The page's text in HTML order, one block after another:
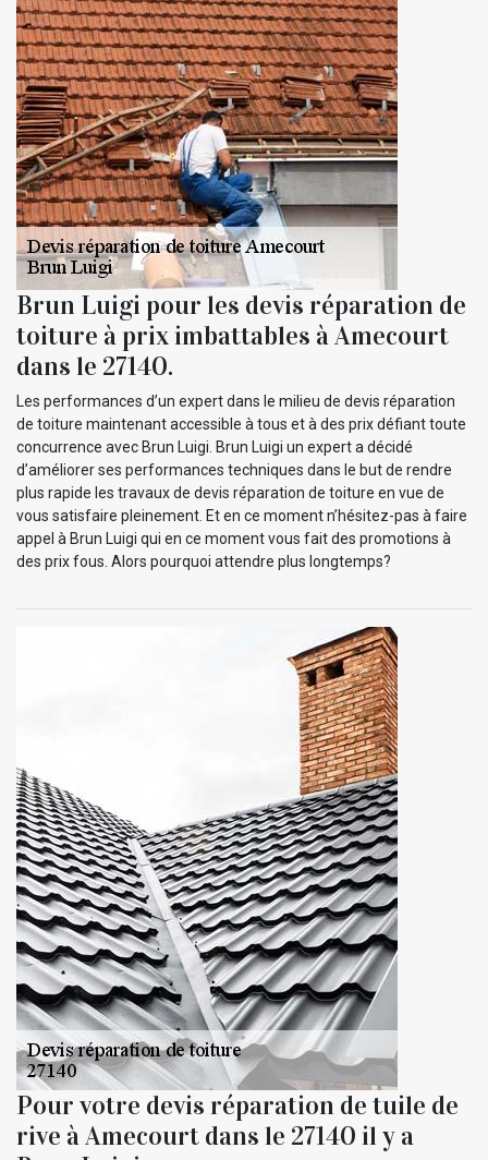
Brun Luigi pour les devis réparation de
toiture à prix imbattables à Amecourt
dans le 27140.
Les performances d’un expert dans le milieu de devis réparation
de toiture maintenant accessible à tous et à des prix défiant toute
concurrence avec Brun Luigi. Brun Luigi un expert a décidé
d’améliorer ses performances techniques dans le but de rendre
plus rapide les travaux de devis réparation de toiture en vue de
vous satisfaire pleinement. Et en ce moment n’hésitez-pas à faire
appel à Brun Luigi qui en ce moment vous fait des promotions à
des prix fous. Alors pourquoi attendre plus longtemps?
Pour votre devis réparation de tuile de
rive à Amecourt dans le 27140 il y a